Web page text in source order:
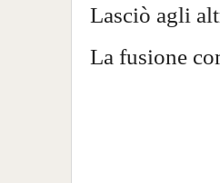
Lasciò agli
La fusione